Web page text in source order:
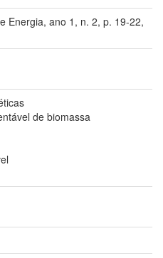
Energia, ano 1, n. 2, p. 19-22,
de biomassa